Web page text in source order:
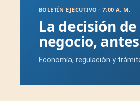
BOLETÍN EJECUTIVO · 7:00 A. M.
La decisión
negocio,
Economía, regulación y